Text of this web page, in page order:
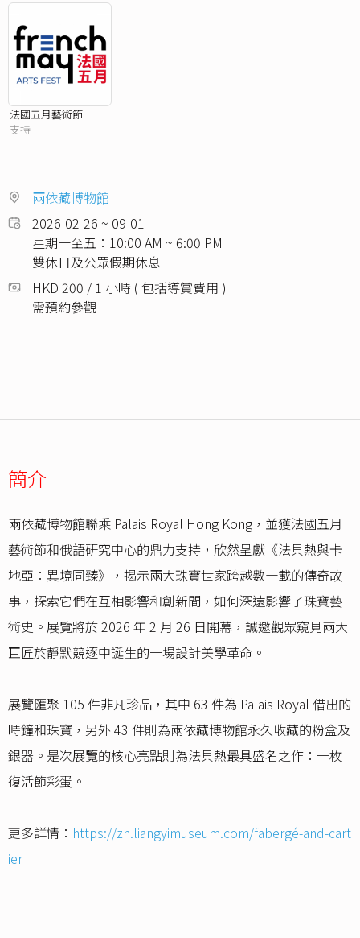
法國五月藝術節
支持
兩依藏博物館
2026-02-26 ~ 09-01
星期一至五：10:00 AM ~ 6:00 PM
雙休日及公眾假期休息
HKD 200 / 1 小時 ( 包括導賞費用 )
需預約參觀
簡介
兩依藏博物館聯乘 Palais Royal Hong Kong，並獲法國五月
藝術節和俄語研究中心的鼎力支持，欣然呈獻《法貝熱與卡
地亞：異境同臻》，揭示兩大珠寶世家跨越數十載的傳奇故
事，探索它們在互相影響和創新間，如何深遠影響了珠寶藝
術史。展覽將於 2026 年 2 月 26 日開幕，誠邀觀眾窺見兩大
巨匠於靜默競逐中誕生的一場設計美學革命。
展覽匯聚 105 件非凡珍品，其中 63 件為 Palais Royal 借出的
時鐘和珠寶，另外 43 件則為兩依藏博物館永久收藏的粉盒及
銀器。是次展覽的核心亮點則為法貝熱最具盛名之作：一枚
復活節彩蛋。
更多詳情： https://zh.liangyimuseum.com/fabergé-and-cart
ier